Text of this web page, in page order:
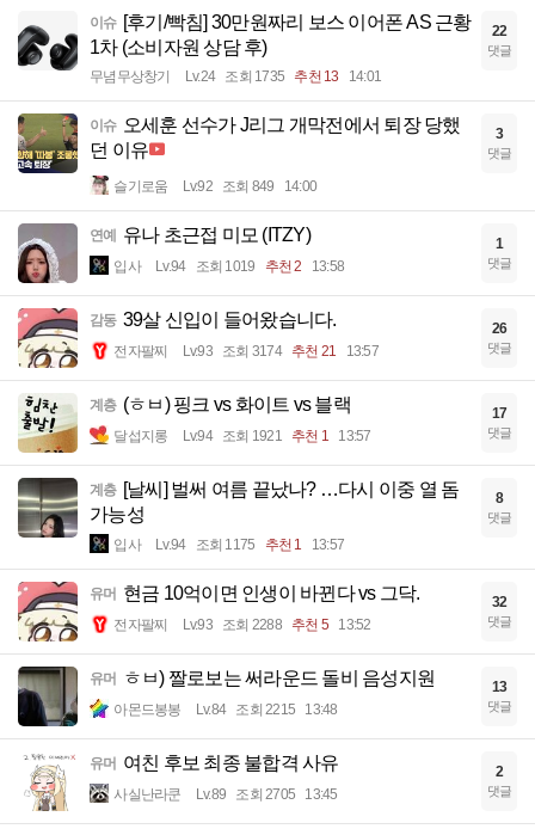
이슈 [후기/빡침] 30만원짜리 보스 이어폰 AS 근황
1차 (소비자원 상담 후)
무념무상창기 Lv.24 조회 1735 추천 13 14:01
22
댓글
이슈 오세훈 선수가 J리그 개막전에서 퇴장 당했
던 이유
슬기로움 Lv.92 조회 849 14:00
3
댓글
연예 유나 초근접 미모 (ITZY)
입사 Lv.94 조회 1019 추천 2 13:58
1
댓글
감동 39살 신입이 들어왔습니다.
전자팔찌 Lv.93 조회 3174 추천 21 13:57
26
댓글
계층 (ㅎㅂ) 핑크 vs 화이트 vs 블랙
달섭지롱 Lv.94 조회 1921 추천 1 13:57
17
댓글
계층 [날씨] 벌써 여름 끝났나? …다시 이중 열 돔
가능성
입사 Lv.94 조회 1175 추천 1 13:57
8
댓글
유머 현금 10억이면 인생이 바뀐다 vs 그닥.
전자팔찌 Lv.93 조회 2288 추천 5 13:52
32
댓글
유머 ㅎㅂ) 짤로보는 써라운드 돌비 음성지원
아몬드봉봉 Lv.84 조회 2215 13:48
13
댓글
유머 여친 후보 최종 불합격 사유
사실난라쿤 Lv.89 조회 2705 13:45
2
댓글